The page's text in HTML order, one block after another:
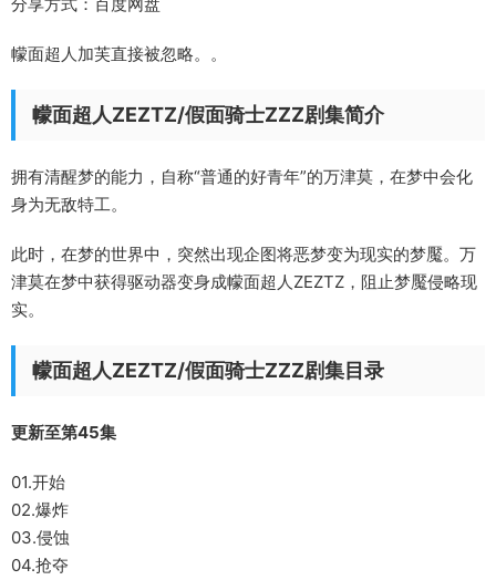
分享方式：百度网盘
幪面超人加芙直接被忽略。。
幪面超人ZEZTZ/假面骑士ZZZ剧集简介
拥有清醒梦的能力，自称“普通的好青年”的万津莫，在梦中会化
身为无敌特工。
此时，在梦的世界中，突然出现企图将恶梦变为现实的梦魘。万
津莫在梦中获得驱动器变身成幪面超人ZEZTZ，阻止梦魘侵略现
实。
幪面超人ZEZTZ/假面骑士ZZZ剧集目录
更新至第45集
01.开始
02.爆炸
03.侵蚀
04.抢夺